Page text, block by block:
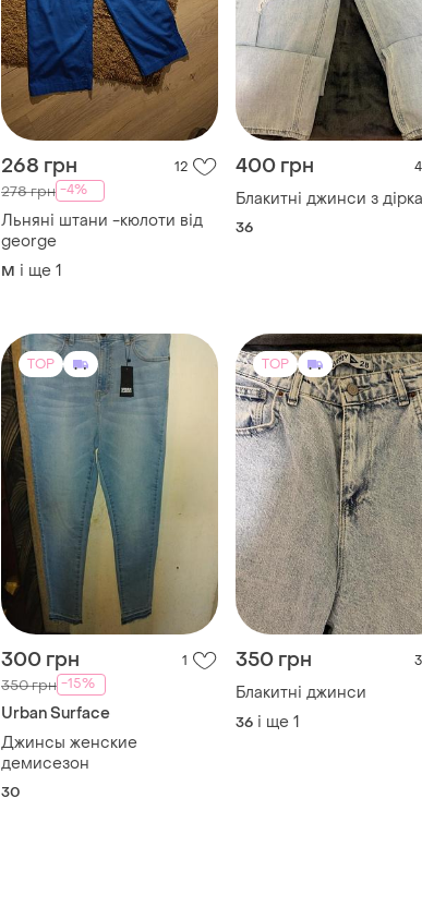
268 грн 12
278 грн -4%
Льняні штани -кюлоти від
george
M і ще 1
400 грн 4
Блакитні джинси з
36
TOP
300 грн 1
350 грн -15%
Urban Surface
Джинсы женские
демисезон
30
TOP
350 грн 3
Блакитні джинси
36 і ще 1